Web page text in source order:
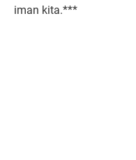
iman kita.***